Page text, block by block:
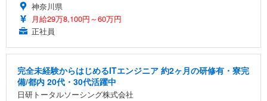
神奈川県
月給29万8,100円～60万円
正社員
完全未経験からはじめるITエンジニア 約2ヶ月の研修有・寮完
備/都内 20代・30代活躍中
日研トータルソーシング株式会社